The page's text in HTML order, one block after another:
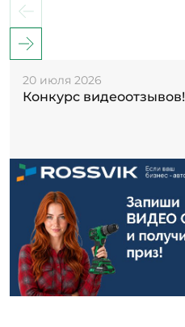
20 июля 2026
Конкурс видеоотзывов!